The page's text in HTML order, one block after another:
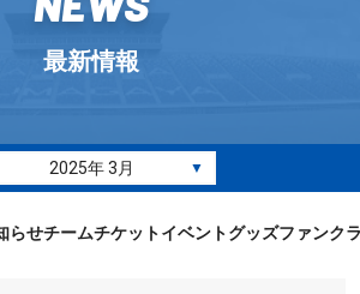
最新情報
2025年 3月 ▼
らせチームチケットイベントグッズファンク